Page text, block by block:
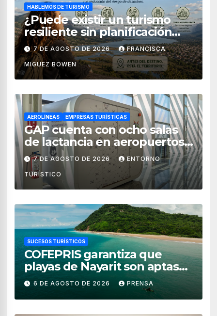
HABLEMOS DE TURISMO
¿Puede existir un turismo
resiliente sin planificación
territorial?
7 DE AGOSTO DE 2026 FRANCISCA
MIGUEZ BOWEN
AEROLÍNEAS EMPRESAS TURÍSTICAS
GAP cuenta con ocho salas
de lactancia en aeropuertos
de México
7 DE AGOSTO DE 2026 ENTORNO
TURÍSTICO
SUCESOS TURÍSTICOS
COFEPRIS garantiza que
playas de Nayarit son aptas
para uso recreativo
6 DE AGOSTO DE 2026 PRENSA